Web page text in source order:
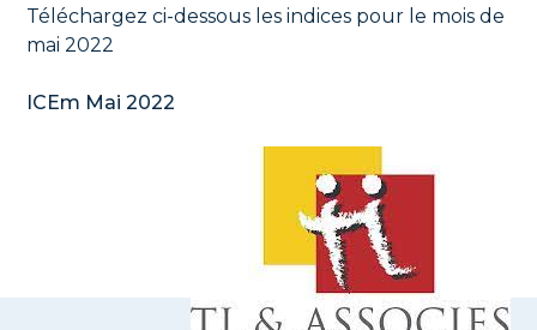
Téléchargez ci-dessous les indices pour le mois de
mai 2022
ICEm Mai 2022